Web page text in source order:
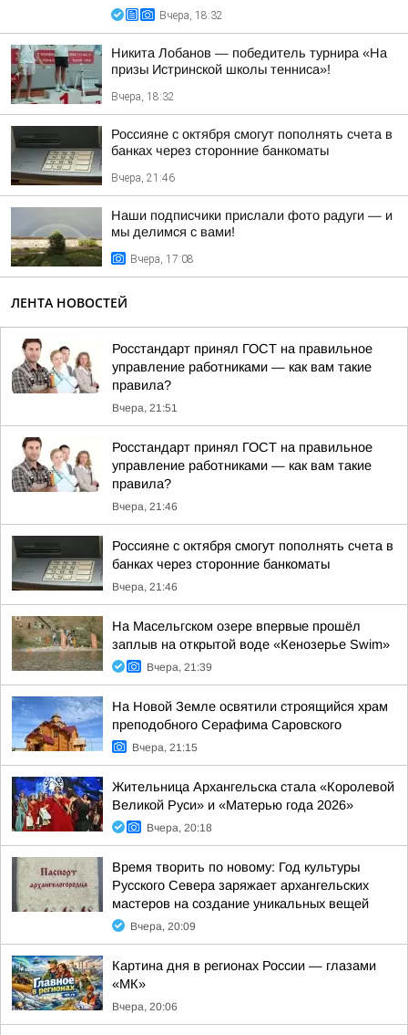
Вчера, 18:32
Никита Лобанов — победитель турнира «На
призы Истринской школы тенниса»!
Вчера, 18:32
Россияне с октября смогут пополнять счета в
банках через сторонние банкоматы
Вчера, 21:46
Наши подписчики прислали фото радуги — и
мы делимся с вами!
Вчера, 17:08
ЛЕНТА НОВОСТЕЙ
Росстандарт принял ГОСТ на правильное
управление работниками — как вам такие
правила?
Вчера, 21:51
Росстандарт принял ГОСТ на правильное
управление работниками — как вам такие
правила?
Вчера, 21:46
Россияне с октября смогут пополнять счета в
банках через сторонние банкоматы
Вчера, 21:46
На Масельгском озере впервые прошёл
заплыв на открытой воде «Кенозерье Swim»
Вчера, 21:39
На Новой Земле освятили строящийся храм
преподобного Серафима Саровского
Вчера, 21:15
Жительница Архангельска стала «Королевой
Великой Руси» и «Матерью года 2026»
Вчера, 20:18
Время творить по новому: Год культуры
Русского Севера заряжает архангельских
мастеров на создание уникальных вещей
Вчера, 20:09
Картина дня в регионах России — глазами
«МК»
Вчера, 20:06